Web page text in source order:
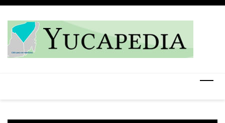
Skip
content